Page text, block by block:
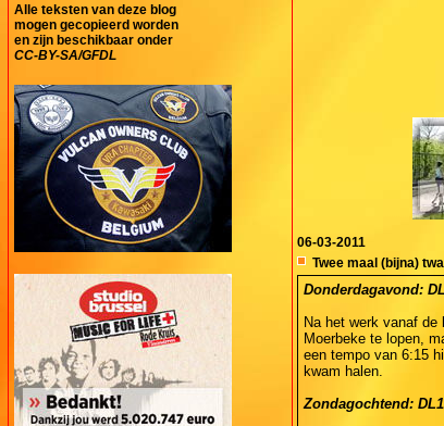
Alle teksten van deze blog
mogen gecopieerd worden
en zijn beschikbaar onder
CC-BY-SA/GFDL
06-03-2011
Twee maal (bijna)
Donderdagavond:
Na het werk vanaf
Moerbeke te lopen,
een tempo van 6:15
kwam halen.
Zondagochtend: